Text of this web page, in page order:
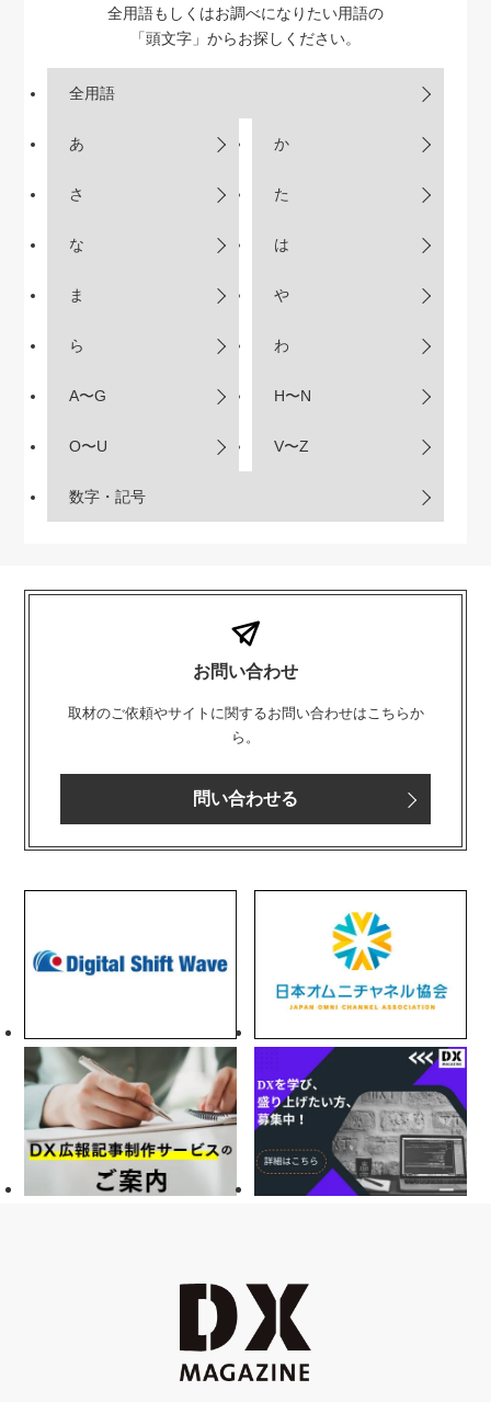
全用語もしくはお調べになりたい用語の
「頭文字」からお探しください。
全用語
あ か
さ た
な は
ま や
ら わ
A〜G H〜N
O〜U V〜Z
数字・記号
お問い合わせ
取材のご依頼やサイトに関するお問い合わせはこちらか
ら。
問い合わせる